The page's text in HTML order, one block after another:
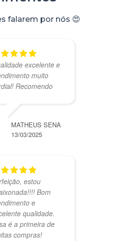
falarem por nós 😍
excelente e
muito
Recomendo
MATHEUS SENA
13/03/2025
estou
Bom
e
qualidade.
é a primeira de
compras!